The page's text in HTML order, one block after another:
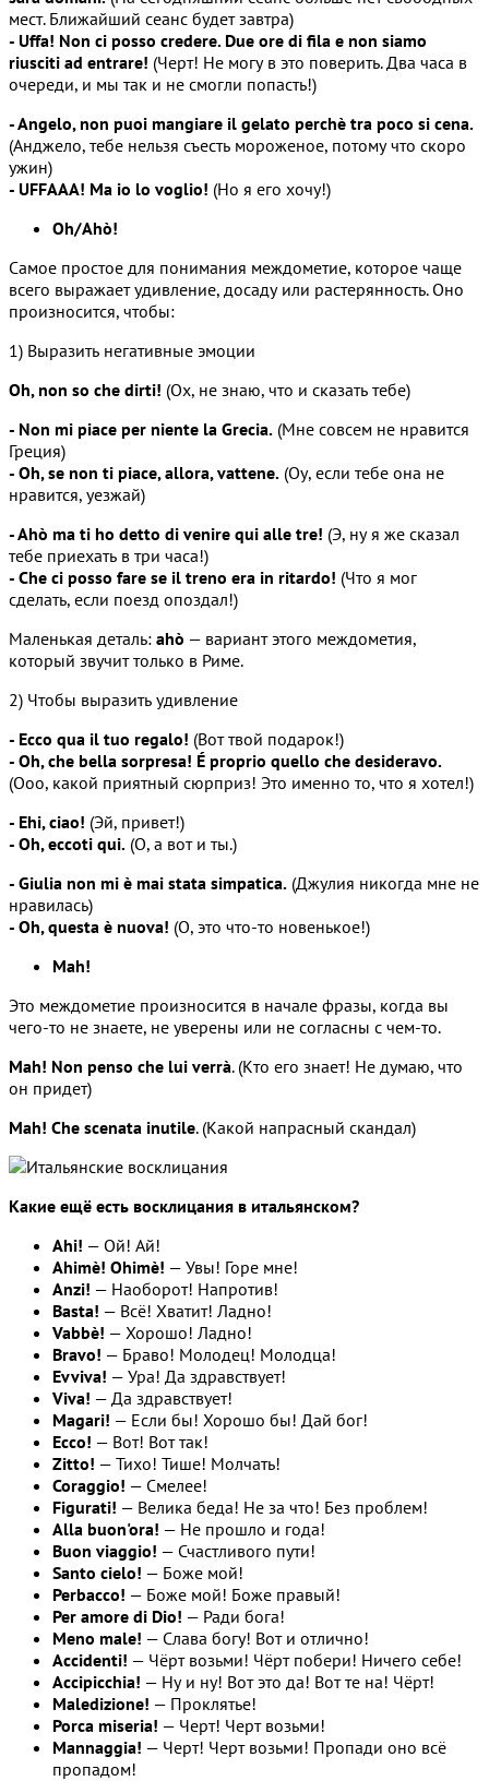
мест. Ближайший сеанс будет завтра)
- Uffa! Non ci posso credere. Due ore di fila e non siamo
riusciti ad entrare! (Черт! Не могу в это поверить. Два часа в
очереди, и мы так и не смогли попасть!)
- Angelo, non puoi mangiare il gelato perchè tra poco si cena.
(Анджело, тебе нельзя съесть мороженое, потому что скоро
ужин)
- UFFAAA! Ma io lo voglio! (Но я его хочу!)
Oh/Ahò!
Самое простое для понимания междометие, которое чаще
всего выражает удивление, досаду или растерянность. Оно
произносится, чтобы:
1) Выразить негативные эмоции
Oh, non so che dirti! (Ох, не знаю, что и сказать тебе)
- Non mi piace per niente la Grecia. (Мне совсем не нравится
Греция)
- Oh, se non ti piace, allora, vattene. (Оу, если тебе она не
нравится, уезжай)
- Ahò ma ti ho detto di venire qui alle tre! (Э, ну я же сказал
тебе приехать в три часа!)
- Che ci posso fare se il treno era in ritardo! (Что я мог
сделать, если поезд опоздал!)
Маленькая деталь: ahò — вариант этого междометия,
который звучит только в Риме.
2) Чтобы выразить удивление
- Ecco qua il tuo regalo! (Вот твой подарок!)
- Oh, che bella sorpresa! É proprio quello che desideravo.
(Ооо, какой приятный сюрприз! Это именно то, что я хотел!)
- Ehi, ciao! (Эй, привет!)
- Oh, eccoti qui. (О, а вот и ты.)
- Giulia non mi è mai stata simpatica. (Джулия никогда мне не
нравилась)
- Oh, questa è nuova! (О, это что-то новенькое!)
Mah!
Это междометие произносится в начале фразы, когда вы
чего-то не знаете, не уверены или не согласны с чем-то.
Mah! Non penso che lui verrà. (Кто его знает! Не думаю, что
он придет)
Mah! Che scenata inutile. (Какой напрасный скандал)
Какие ещё есть восклицания в итальянском?
Ahi! — Ой! Ай!
Ahimè! Ohimè! — Увы! Горе мне!
Anzi! — Наоборот! Напротив!
Basta! — Всё! Хватит! Ладно!
Vabbè! — Хорошо! Ладно!
Bravo! — Браво! Молодец! Молодца!
Evviva! — Ура! Да здравствует!
Viva! — Да здравствует!
Magari! — Если бы! Хорошо бы! Дай бог!
Ecco! — Вот! Вот так!
Zitto! — Тихо! Тише! Молчать!
Coraggio! — Смелее!
Figurati! — Велика беда! Не за что! Без проблем!
Alla buon'ora! — Не прошло и года!
Buon viaggio! — Счастливого пути!
Santo cielo! — Боже мой!
Perbacco! — Боже мой! Боже правый!
Per amore di Dio! — Ради бога!
Meno male! — Слава богу! Вот и отлично!
Accidenti! — Чёрт возьми! Чёрт побери! Ничего себе!
Accipicchia! — Ну и ну! Вот это да! Вот те на! Чёрт!
Maledizione! — Проклятье!
Porca miseria! — Черт! Черт возьми!
Mannaggia! — Черт! Черт возьми! Пропади оно всё
пропадом!